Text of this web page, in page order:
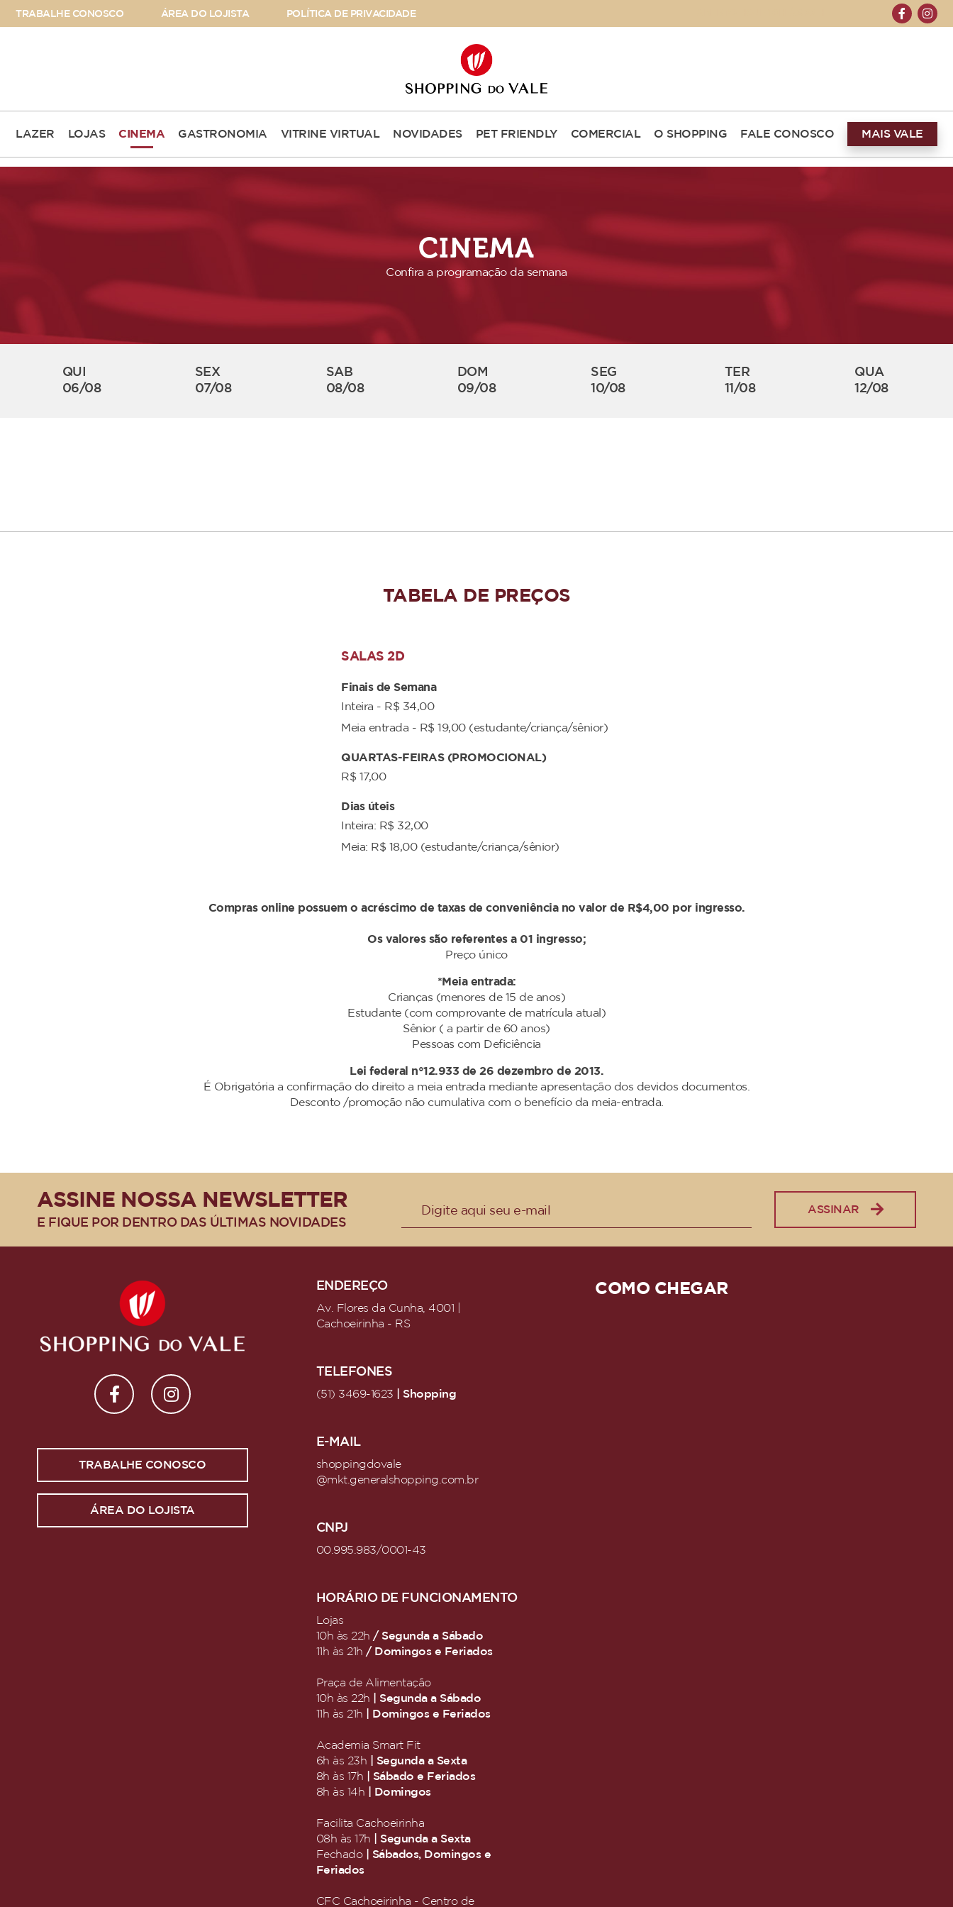
TRABALHE CONOSCO ÁREA DO LOJISTA POLÍTICA DE PRIVACIDADE
LAZER LOJAS CINEMA GASTRONOMIA VITRINE VIRTUAL NOVIDADES PET FRIENDLY COMERCIAL O SHOPPING FALE CONOSCO MAIS VALE
CINEMA
Confira a programação da semana
QUI
06/08
SEX
07/08
SAB
08/08
DOM
09/08
SEG
10/08
TER
11/08
QUA
12/08
TABELA DE PREÇOS
SALAS 2D
Finais de Semana
Inteira - R$ 34,00
Meia entrada - R$ 19,00 (estudante/criança/sênior)
QUARTAS-FEIRAS (PROMOCIONAL)
R$ 17,00
Dias úteis
Inteira: R$ 32,00
Meia: R$ 18,00 (estudante/criança/sênior)
Compras online possuem o acréscimo de taxas de conveniência no valor de R$4,00 por ingresso.
Os valores são referentes a 01 ingresso;
Preço único
*Meia entrada:
Crianças (menores de 15 de anos)
Estudante (com comprovante de matrícula atual)
Sênior ( a partir de 60 anos)
Pessoas com Deficiência
Lei federal n°12.933 de 26 dezembro de 2013.
É Obrigatória a confirmação do direito a meia entrada mediante apresentação dos devidos documentos.
Desconto /promoção não cumulativa com o benefício da meia-entrada.
ASSINE NOSSA NEWSLETTER
E FIQUE POR DENTRO DAS ÚLTIMAS NOVIDADES
ASSINAR
TRABALHE CONOSCO
ÁREA DO LOJISTA
ENDEREÇO
Av. Flores da Cunha, 4001 |
Cachoeirinha - RS
TELEFONES
(51) 3469-1623 | Shopping
E-MAIL
shoppingdovale
@mkt.generalshopping.com.br
CNPJ
00.995.983/0001-43
HORÁRIO DE FUNCIONAMENTO
Lojas
10h às 22h/ Segunda a Sábado
11h às 21h/ Domingos e Feriados
Praça de Alimentação
10h às 22h
| Segunda a Sábado
11h às 21h
| Domingos e Feriados
Academia Smart Fit
6h às 23h
| Segunda a Sexta
8h às 17h
| Sábado e Feriados
8h às 14h
| Domingos
Facilita Cachoeirinha
08h às 17h
| Segunda a Sexta
Fechado
| Sábados, Domingos e
Feriados
CFC Cachoeirinha - Centro de
COMO CHEGAR